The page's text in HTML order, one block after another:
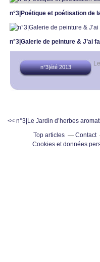
n°3|Poétique et poétisation de
n°3|Galerie de peinture & J’ai
n°3|été 2013
<< n°3|Le Jardin d’herbes
Top articles
Contact
Cookies et données